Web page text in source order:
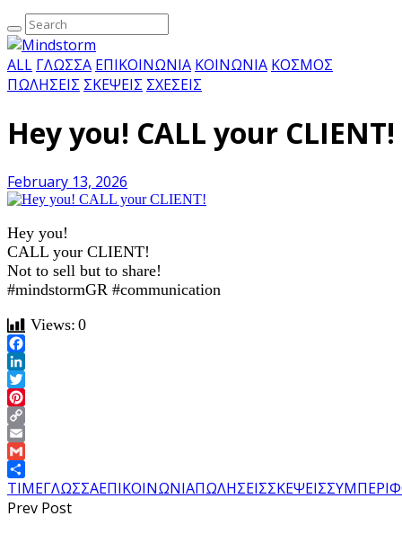
ALL ΓΛΩΣΣΑ ΕΠΙΚΟΙΝΩΝΙΑ ΚΟΙΝΩΝΙΑ ΚΟΣΜΟΣ
ΠΩΛΗΣΕΙΣ ΣΚΕΨΕΙΣ ΣΧΕΣΕΙΣ
Hey you! CALL your CLIENT!
February 13, 2026
Hey you!
CALL your CLIENT!
Not to sell but to share!
#mindstormGR #communication
Views: 0
Facebook
LinkedIn
Twitter
Pinterest
Copy
Link
Email
Gmail
Share
TIMEΓΛΩΣΣΑΕΠΙΚΟΙΝΩΝΙΑΠΩΛΗΣΕΙΣΣΚΕΨΕΙΣ
Prev Post